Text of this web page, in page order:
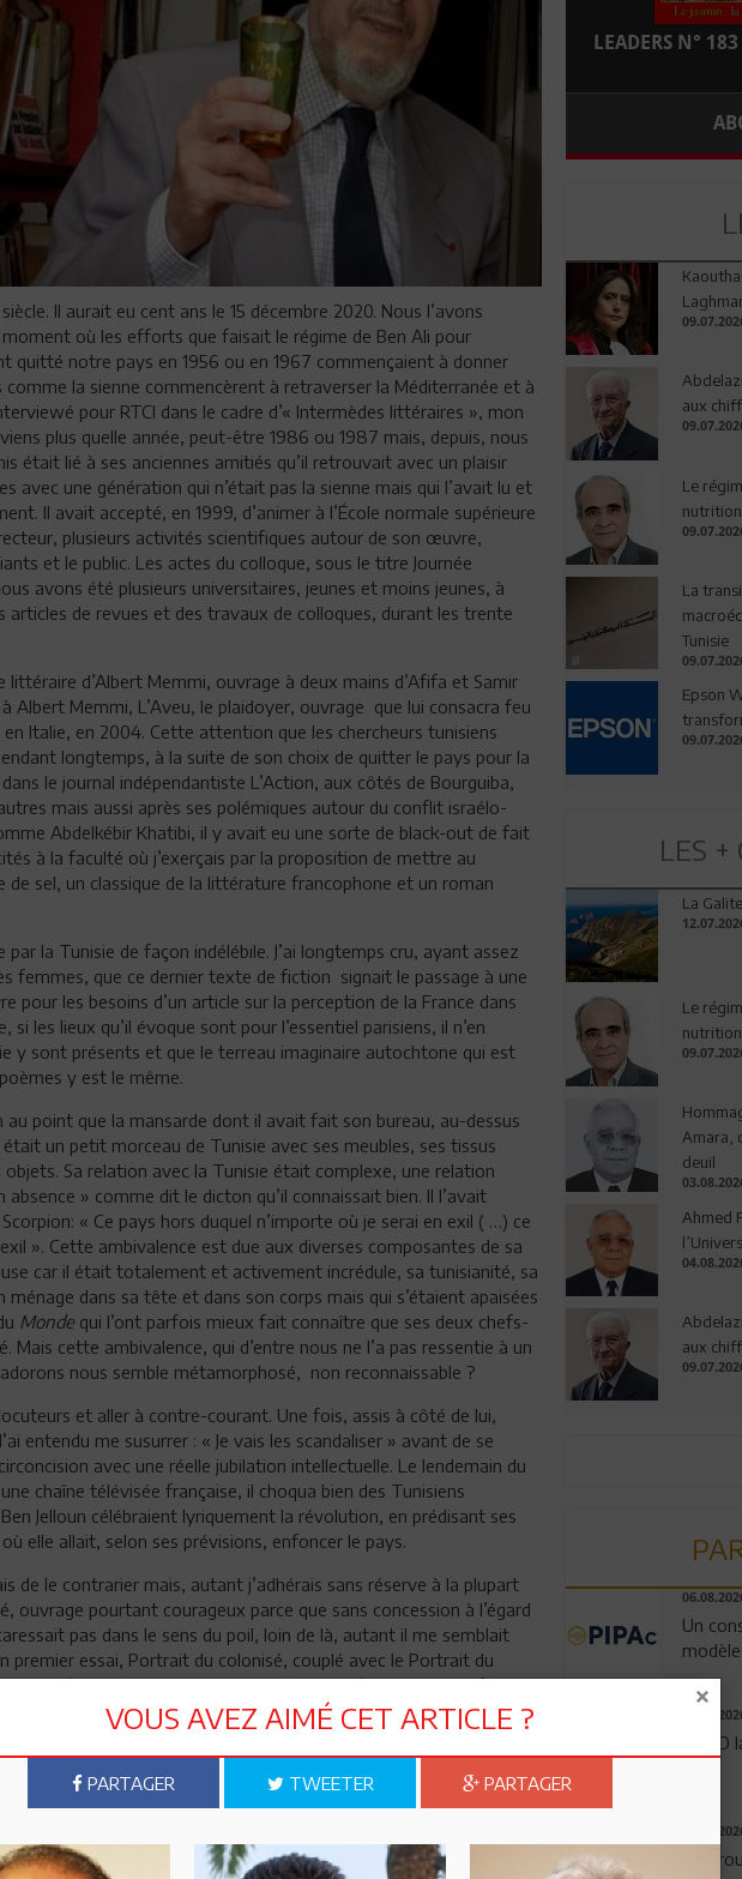
Il aurait eu cent ans le 15 décembre 2020. Nous l’avons
où les efforts que faisait le régime de Ben Ali pour
quitté notre pays en 1956 ou en 1967 commençaient à donner
la sienne commencèrent à retraverser la Méditerranée et à
pour RTCI dans le cadre d’« Intermèdes littéraires », mon
plus quelle année, peut-être 1986 ou 1987 mais, depuis, nous
était lié à ses anciennes amitiés qu’il retrouvait avec un plaisir
avec une génération qui n’était pas la sienne mais qui l’avait lu et
Il avait accepté, en 1999, d’animer à l’École normale supérieure
plusieurs activités scientifiques autour de son œuvre,
et le public. Les actes du colloque, sous le titre Journée
avons été plusieurs universitaires, jeunes et moins jeunes, à
articles de revues et des travaux de colloques, durant les trente
d’Albert Memmi, ouvrage à deux mains d’Afifa et Samir
Albert Memmi, L’Aveu, le plaidoyer, ouvrage que lui consacra feu
Italie, en 2004. Cette attention que les chercheurs tunisiens
longtemps, à la suite de son choix de quitter le pays pour la
le journal indépendantiste L’Action, aux côtés de Bourguiba,
mais aussi après ses polémiques autour du conflit israélo-
Abdelkébir Khatibi, il y avait eu une sorte de black-out de fait
à la faculté où j’exerçais par la proposition de mettre au
sel, un classique de la littérature francophone et un roman
la Tunisie de façon indélébile. J’ai longtemps cru, ayant assez
femmes, que ce dernier texte de fiction signait le passage à une
pour les besoins d’un article sur la perception de la France dans
les lieux qu’il évoque sont pour l’essentiel parisiens, il n’en
y sont présents et que le terreau imaginaire autochtone qui est
y est le même.
au point que la mansarde dont il avait fait son bureau, au-dessus
un petit morceau de Tunisie avec ses meubles, ses tissus
Sa relation avec la Tunisie était complexe, une relation
» comme dit le dicton qu’il connaissait bien. Il l’avait
« Ce pays hors duquel n’importe où je serai en exil ( …) ce
». Cette ambivalence est due aux diverses composantes de sa
car il était totalement et activement incrédule, sa tunisianité, sa
dans sa tête et dans son corps mais qui s’étaient apaisées
Monde qui l’ont parfois mieux fait connaître que ses deux chefs-
cette ambivalence, qui d’entre nous ne l’a pas ressentie à un
nous semble métamorphosé, non reconnaissable ?
et aller à contre-courant. Une fois, assis à côté de lui,
entendu me susurrer : « Je vais les scandaliser » avant de se
avec une réelle jubilation intellectuelle. Le lendemain du
chaîne télévisée française, il choqua bien des Tunisiens
Jelloun célébraient lyriquement la révolution, en prédisant ses
elle allait, selon ses prévisions, enfoncer le pays.
de le contrarier mais, autant j’adhérais sans réserve à la plupart
ouvrage pourtant courageux parce que sans concession à l’égard
pas dans le sens du poil, loin de là, autant il me semblait
premier essai, Portrait du colonisé, couplé avec le Portrait du
lors d’un colloque organisé par la Société d’histoire des Juifs de
exemples de jugements injustes et d’affirmations non
respect et par affection pour lui, édulcoré mon propos. Mais sa
et, comme il était fatigué, il me fit promettre que nous en
et je le regrette car notre discussion aurait été passionnante pour
toute stimulation intellectuelle et savait que, contrairement à
LEADERS N°
aux
Le
La
Tunisie
Epson
LES
La
Le
Amara,
deuil
Ahmed
aux
Un
modèle
Le
VOUS AVEZ AIMÉ CET ARTICLE ?
PARTAGER TWEETER PARTAGER